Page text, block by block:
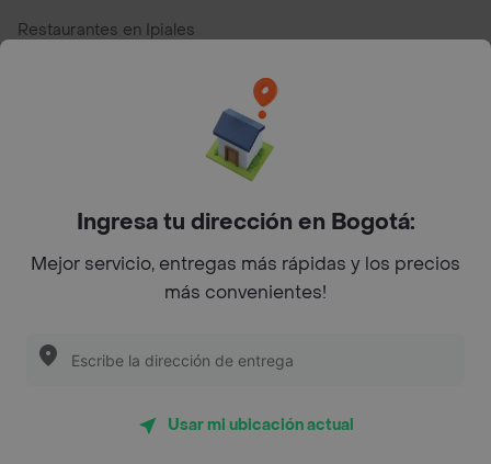
Restaurantes en Ipiales
Top Marcas y Cadenas de Restaurantes
Encuéntranos en estos países
App Store Google play
Restaurantes cerca de mi para pedir Comida a Domicilio -
Ingresa tu dirección en Bogotá:
Mejor servicio, entregas más rápidas y los precios
más convenientes!
Usar mi ubicación actual